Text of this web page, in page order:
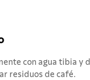
con agua tibia y
residuos de café.